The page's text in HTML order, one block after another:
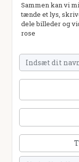
Sammen kan vi
tænde et lys,
dele billeder og
rose